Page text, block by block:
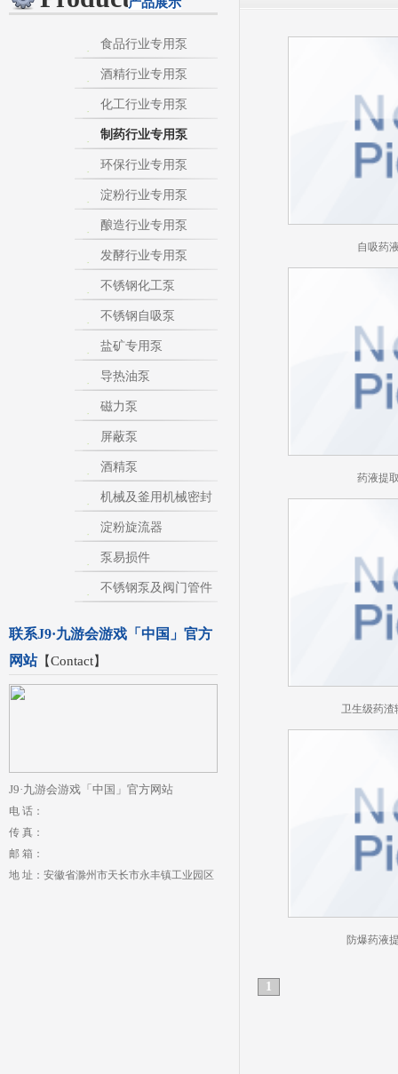
淀粉泵|卫生泵|卫生级自吸泵|淀粉旋流器|不
不锈钢自吸泵|不锈钢化工泵|酒泵|酒精泵|淀
热烈庆祝：我司与天长市千秋在线网络服务有限公
食品行业专用泵
酒精行业专用泵
化工行业专用泵
制药行业专用泵
环保行业专用泵
淀粉行业专用泵
酿造行业专用泵
发酵行业专用泵
不锈钢化工泵
不锈钢自吸泵
盐矿专用泵
导热油泵
磁力泵
屏蔽泵
酒精泵
机械及釜用机械密封
淀粉旋流器
泵易损件
不锈钢泵及阀门管件
联系J9·九游会游戏「中国」官方
网站【Contact】
J9·九游会游戏「中国」官方网站
电 话：
传 真：
邮 箱：
地 址：安徽省滁州市天长市永丰镇工业园区
自吸药
药液提
卫生级药渣
防爆药液
1